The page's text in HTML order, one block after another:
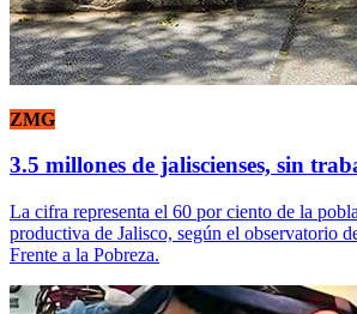
ZMG
3.5 millones de jaliscienses, sin
La cifra representa el 60 por ciento de la
productiva de Jalisco, según el observatorio
Frente a la Pobreza.